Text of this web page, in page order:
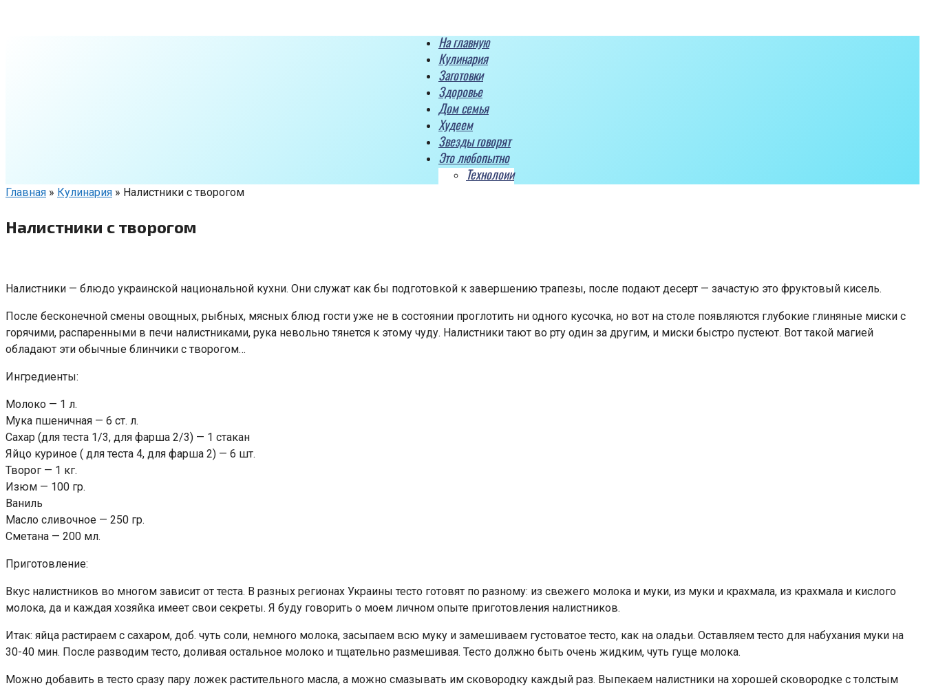
На главную
Кулинария
Заготовки
Здоровье
Дом семья
Худеем
Звезды говорят
Это любопытно
Технолоии
Главная » Кулинария » Налистники с творогом
Налистники с творогом
Налистники — блюдо украинской национальной кухни. Они служат как бы подготовкой к завершению трапезы, после подают десерт — зачастую это фруктовый кисель.
После бесконечной смены овощных, рыбных, мясных блюд гости уже не в состоянии проглотить ни одного кусочка, но вот на столе появляются глубокие глиняные миски с
горячими, распаренными в печи налистниками, рука невольно тянется к этому чуду. Налистники тают во рту один за другим, и миски быстро пустеют. Вот такой магией
обладают эти обычные блинчики с творогом…
Ингредиенты:
Молоко — 1 л.
Мука пшеничная — 6 ст. л.
Сахар (для теста 1/3, для фарша 2/3) — 1 стакан
Яйцо куриное ( для теста 4, для фарша 2) — 6 шт.
Творог — 1 кг.
Изюм — 100 гр.
Ваниль
Масло сливочное — 250 гр.
Сметана — 200 мл.
Приготовление:
Вкус налистников во многом зависит от теста. В разных регионах Украины тесто готовят по разному: из свежего молока и муки, из муки и крахмала, из крахмала и кислого
молока, да и каждая хозяйка имеет свои секреты. Я буду говорить о моем личном опыте приготовления налистников.
Итак: яйца растираем с сахаром, доб. чуть соли, немного молока, засыпаем всю муку и замешиваем густоватое тесто, как на оладьи. Оставляем тесто для набухания муки на
30-40 мин. После разводим тесто, доливая остальное молоко и тщательно размешивая. Тесто должно быть очень жидким, чуть гуще молока.
Можно добавить в тесто сразу пару ложек растительного масла, а можно смазывать им сковородку каждый раз. Выпекаем налистники на хорошей сковородке с толстым